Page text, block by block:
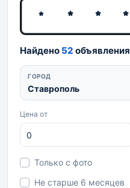
Найдено 52 объявления
ГОРОД
Ставрополь
Цена от
Только с фото
Не старше 6 месяцев